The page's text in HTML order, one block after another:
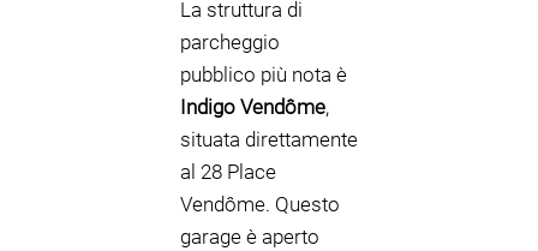
La struttura di
parcheggio
pubblico più nota è
Indigo Vendôme,
situata direttamente
al 28 Place
Vendôme. Questo
garage è aperto